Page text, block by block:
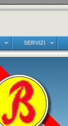
SERVIZI